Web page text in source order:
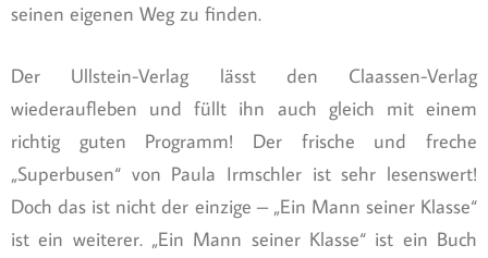
seinen eigenen Weg zu finden.
Der Ullstein-Verlag lässt den Claassen-Verlag
wiederaufleben und füllt ihn auch gleich mit einem
richtig guten Programm! Der frische und freche
„Superbusen“ von Paula Irmschler ist sehr lesenswert!
Doch das ist nicht der einzige – „Ein Mann seiner Klasse“
ist ein weiterer. „Ein Mann seiner Klasse“ ist ein Buch